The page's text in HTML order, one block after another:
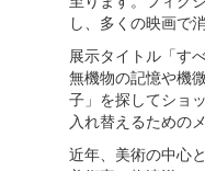
し、多くの映画で
展示タイトル「す
無機物の記憶や機
子」を探してショ
入れ替えるための
近年、美術の中心